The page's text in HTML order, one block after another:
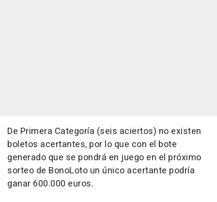
De Primera Categoría (seis aciertos) no existen
boletos acertantes, por lo que con el bote
generado que se pondrá en juego en el próximo
sorteo de BonoLoto un único acertante podría
ganar 600.000 euros.